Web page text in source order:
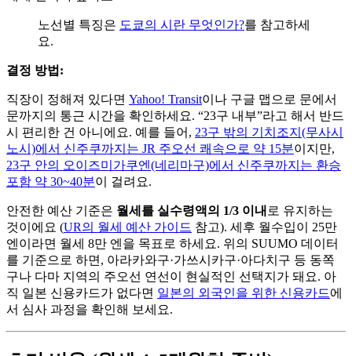
노선별 특징은 도쿄의 시란 무엇인가?를 참고하세
요.
결정 방법:
직장이 정해져 있다면 Yahoo! Transit이나 구글 맵으로 문에서
문까지의 통근 시간을 확인하세요. “23구 내부”라고 해서 반드
시 편리한 건 아니에요. 예를 들어, 23구 밖의 기치조지(무사시
노시)에서 신주쿠까지는 JR 주오선 쾌속으로 약 15분이지만,
23구 안의 오이즈미가쿠엔(네리마구)에서 신주쿠까지는 환승
포함 약 30~40분이 걸려요.
안전한 예산 기준은 월세를 실수령액의 1/3 이내 로 유지하는
것이에요 (UR의 월세 예산 가이드 참고). 세후 월수입이 25만
엔이라면 월세 8만 엔을 목표로 하세요. 위의 SUUMO 데이터
를 기준으로 하면, 아라카와구·가쓰시카구·아다치구 등 동쪽
구나 다마 지역의 주오선 연선이 현실적인 선택지가 돼요. 아
직 일본 신용카드가 없다면 일본의 외국인을 위한 신용카드에
서 심사 과정을 확인해 보세요.